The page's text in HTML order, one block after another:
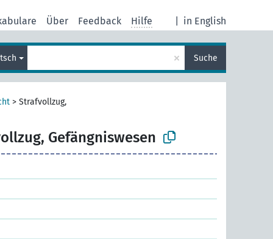
in English
Über Feedback Hilfe
× Suche
> Strafvollzug,
Gefängniswesen